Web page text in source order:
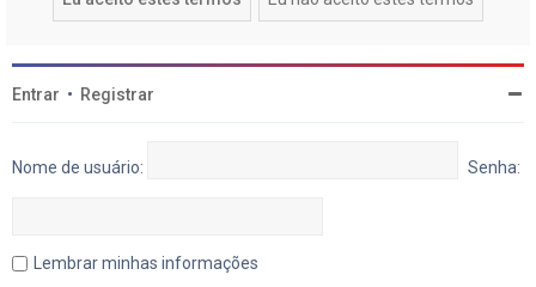
Entrar • Registrar
Nome de usuário: Senha:
Lembrar minhas informações